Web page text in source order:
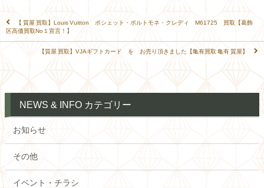
【 質屋 買取】Louis Vuitton ポシェット・ポルトモネ・クレディ M61725 買取【葛飾
区高価買取No１宣言！】
【質屋 買取】VJAギフトカード を お売り頂きました【亀有買取 亀有 質屋】
NEWS & INFO カテゴリー
お知らせ
その他
イベント・チラシ